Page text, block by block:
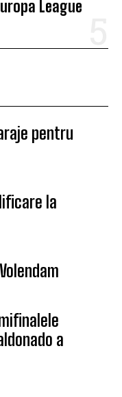
League
pentru
la
a